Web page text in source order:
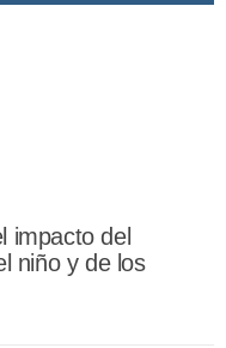
impacto del
niño y de los